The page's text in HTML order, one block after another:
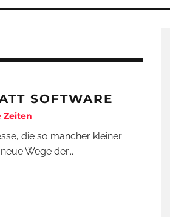
SOFTWARE
Zeiten
die so mancher kleiner
Wege der...